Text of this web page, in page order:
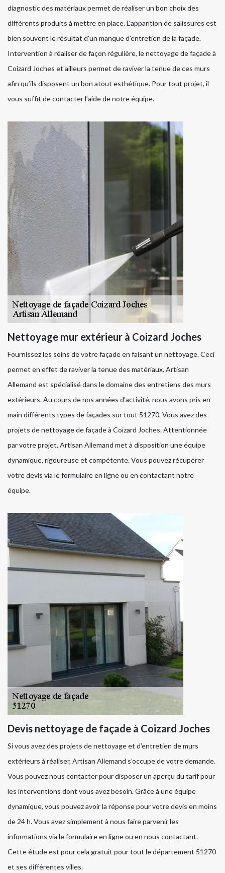
diagnostic des matériaux permet de réaliser un bon choix des
différents produits à mettre en place. L'apparition de salissures est
bien souvent le résultat d'un manque d'entretien de la façade.
Intervention à réaliser de façon régulière, le nettoyage de façade à
Coizard Joches et ailleurs permet de raviver la tenue de ces murs
afin qu’ils disposent un bon atout esthétique. Pour tout projet, il
vous suffit de contacter l’aide de notre équipe.
Nettoyage mur extérieur à Coizard Joches
Fournissez les soins de votre façade en faisant un nettoyage. Ceci
permet en effet de raviver la tenue des matériaux. Artisan
Allemand est spécialisé dans le domaine des entretiens des murs
extérieurs. Au cours de nos années d’activité, nous avons pris en
main différents types de façades sur tout 51270. Vous avez des
projets de nettoyage de façade à Coizard Joches. Attentionnée
par votre projet, Artisan Allemand met à disposition une équipe
dynamique, rigoureuse et compétente. Vous pouvez récupérer
votre devis via le formulaire en ligne ou en contactant notre
équipe.
Devis nettoyage de façade à Coizard Joches
Si vous avez des projets de nettoyage et d’entretien de murs
extérieurs à réaliser, Artisan Allemand s’occupe de votre demande.
Vous pouvez nous contacter pour disposer un aperçu du tarif pour
les interventions dont vous avez besoin. Grâce à une équipe
dynamique, vous pouvez avoir la réponse pour votre devis en moins
de 24 h. Vous avez simplement à nous faire parvenir les
informations via le formulaire en ligne ou en nous contactant.
Cette étude est pour cela gratuit pour tout le département 51270
et ses différentes villes.